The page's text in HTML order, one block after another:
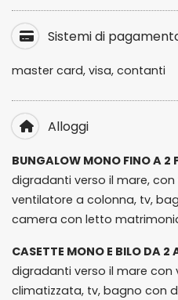
Sistemi di
master card, visa, contanti
Alloggi
BUNGALOW MONO FINO A 2
digradanti verso il mare,
ventilatore a colonna, tv,
camera con letto
CASETTE MONO E BILO DA 2
digradanti verso il mare
climatizzata, tv, bagno con